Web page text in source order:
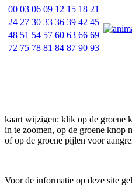
00 03 06 09 12 15 18 21
24 27 30 33 36 39 42 45
48 51 54 57 60 63 66 69
72 75 78 81 84 87 90 93
kaart wijzigen: klik op de groene
in te zoomen, op de groene knop
of op de groene pijlen voor
Voor de informatie op deze site